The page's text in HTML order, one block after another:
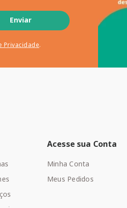
Enviar
Privacidade.
Acesse sua Conta
Minha Conta
Meus Pedidos